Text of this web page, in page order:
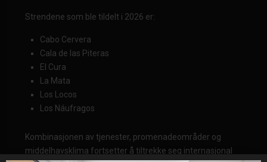
Strendene som ble tildelt i 2026 er:
Cabo Cervera
Cala de las Piteras
El Cura
La Mata
Los Locos
Los Náufragos
Kombinasjonen av tjenester, promenadeområder og
middelhavsklima fortsetter å tiltrekke seg internasjonal